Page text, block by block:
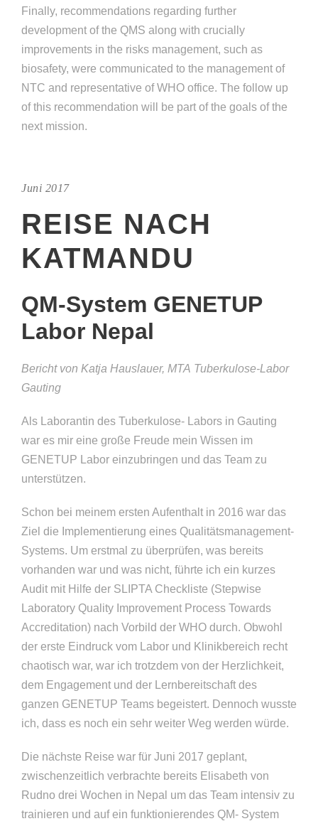
Finally, recommendations regarding further
development of the QMS along with crucially
improvements in the risks management, such as
biosafety, were communicated to the management of
NTC and representative of WHO office. The follow up
of this recommendation will be part of the goals of the
next mission.
Juni 2017
REISE NACH
KATMANDU
QM-System GENETUP
Labor Nepal
Bericht von Katja Hauslauer, MTA Tuberkulose-Labor
Gauting
Als Laborantin des Tuberkulose- Labors in Gauting
war es mir eine große Freude mein Wissen im
GENETUP Labor einzubringen und das Team zu
unterstützen.
Schon bei meinem ersten Aufenthalt in 2016 war das
Ziel die Implementierung eines Qualitätsmanagement-
Systems. Um erstmal zu überprüfen, was bereits
vorhanden war und was nicht, führte ich ein kurzes
Audit mit Hilfe der SLIPTA Checkliste (Stepwise
Laboratory Quality Improvement Process Towards
Accreditation) nach Vorbild der WHO durch. Obwohl
der erste Eindruck vom Labor und Klinikbereich recht
chaotisch war, war ich trotzdem von der Herzlichkeit,
dem Engagement und der Lernbereitschaft des
ganzen GENETUP Teams begeistert. Dennoch wusste
ich, dass es noch ein sehr weiter Weg werden würde.
Die nächste Reise war für Juni 2017 geplant,
zwischenzeitlich verbrachte bereits Elisabeth von
Rudno drei Wochen in Nepal um das Team intensiv zu
trainieren und auf ein funktionierendes QM- System